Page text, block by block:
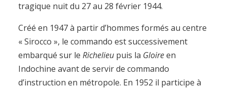
tragique nuit du 27 au 28 février 1944.
Créé en 1947 à partir d’hommes formés au centre
« Sirocco », le commando est successivement
embarqué sur le Richelieu puis la Gloireen
Indochine avant de servir de commando
d’instruction en métropole. En 1952 il participe à